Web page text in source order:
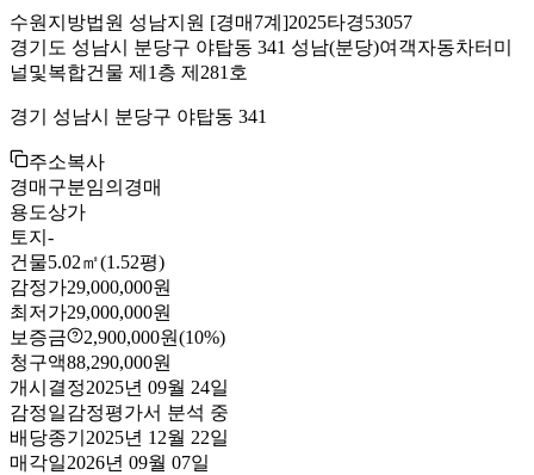
수원지방법원 성남지원 [경매7계]2025타경53057
경기도 성남시 분당구 야탑동 341 성남(분당)여객자동차터미
널및복합건물 제1층 제281호
경기 성남시 분당구 야탑동 341
주소복사
경매구분임의경매
용도상가
토지 -
건물5.02㎡(1.52평)
감정가29,000,000원
최저가29,000,000원
보증금
2,900,000원(10%)
청구액88,290,000원
개시결정2025년 09월 24일
감정일감정평가서 분석 중
배당종기 2025년 12월 22일
매각일2026년 09월 07일